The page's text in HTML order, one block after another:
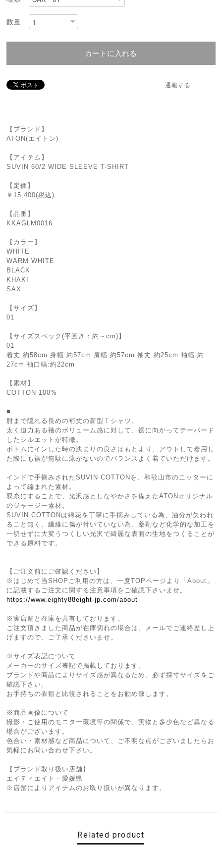
数量
カートに入れる
通報する
【ブランド】
ATON(エイトン)
【アイテム】
SUVIN 60/2 WIDE SLEEVE T-SHIRT
【定価】
￥15,400(税込)
【品番】
KKAGLM0016
【カラー】
WHITE
WARM WHITE
BLACK
KHAKI
SAX
【サイズ】
01
【サイズスペック(平置き：約～cm)】
01
着丈:約58cm 身幅:約57cm 肩幅:約57cm 袖丈:約25cm 袖幅:約
27cm 袖口幅:約22cm
【素材】
COTTON 100%
■
肘まで隠れる長めの裄丈の新型Ｔシャツ。
太く迫力ある袖のボリューム感に対して、裾に向かってテーパード
したシルエットが特徴。
ボトムにインした時の決まりの良さはもとより、アウトして着用し
た際にも裾が無駄に泳がないのでバランスよく着ていただけます。
インドで手摘みされたSUVIN COTTONを、和歌山市のニッターに
よって編まれた素材。
双糸にすることで、光沢感としなやかさを備えたATONオリジナル
のジャージー素材。
SUVIN COTTONは綿花を丁寧に手摘みしている為、油分が失われ
ること無く、繊維に傷が付いていない為、薬剤など化学的な加工を
一切せずに大変うつくしい光沢で綺麗な表面の生地をつくることが
できる原料です。
【ご注文前にご確認ください】
※はじめて当SHOPご利用の方は、一度TOPページより「About」
に記載するご注文に関する注意事項をご確認下さいませ。
https://www.eighty88eight-jp.com/about
※実店舗と在庫を共有しております。
ご注文頂きました商品が在庫切れの場合は、メールでご連絡差し上
げますので、ご了承くださいませ。
※サイズ表記について
メーカーのサイズ表記で掲載しております。
ブランドや商品によりサイズ感が異なるため、必ず採寸サイズをご
確認下さい。
お手持ちの衣類と比較されることをお勧め致します。
※商品画像について
撮影・ご使用のモニター環境等の関係で、実物と多少色など異なる
場合がございます。
色合い・素材感など商品について、ご不明な点がございましたらお
気軽にお問い合わせ下さい。
【ブランド取り扱い店舗】
エイティエイト－愛媛県
※店舗によりアイテムのお取り扱いが異なります。
Related product